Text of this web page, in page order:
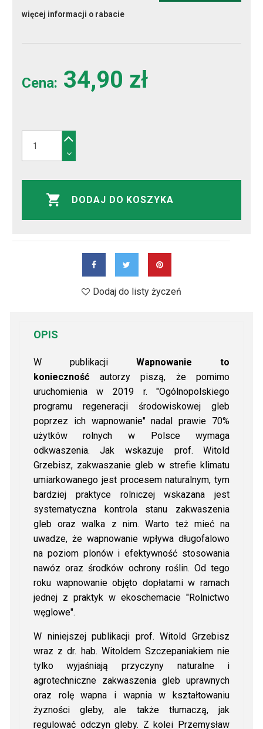
więcej informacji o rabacie
Cena: 34,90 zł
DODAJ DO KOSZYKA
Dodaj do listy życzeń
OPIS
W publikacjiWapnowanie to
konieczność autorzy piszą, że pomimo
uruchomienia w 2019 r. "Ogólnopolskiego
programu regeneracji środowiskowej gleb
poprzez ich wapnowanie" nadal prawie 70%
użytków rolnych w Polsce wymaga
odkwaszenia. Jak wskazuje prof. Witold
Grzebisz, zakwaszanie gleb w strefie klimatu
umiarkowanego jest procesem naturalnym, tym
bardziej praktyce rolniczej wskazana jest
systematyczna kontrola stanu zakwaszenia
gleb oraz walka z nim. Warto też mieć na
uwadze, że wapnowanie wpływa długofalowo
na poziom plonów i efektywność stosowania
nawóz oraz środków ochrony roślin. Od tego
roku wapnowanie objęto dopłatami w ramach
jednej z praktyk w ekoschemacie "Rolnictwo
węglowe".
W niniejszej publikacji prof. Witold Grzebisz
wraz z dr. hab. Witoldem Szczepaniakiem nie
tylko wyjaśniają przyczyny naturalne i
agrotechniczne zakwaszenia gleb uprawnych
oraz rolę wapna i wapnia w kształtowaniu
żyzności gleby, ale także tłumaczą, jak
regulować odczyn gleby. Z kolei Przemysław